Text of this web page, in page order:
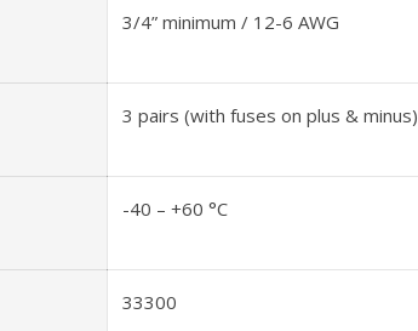
3/4” minimum / 12-6 AWG
3 pairs (with fuses on plus & minus)
-40 – +60 °C
33300